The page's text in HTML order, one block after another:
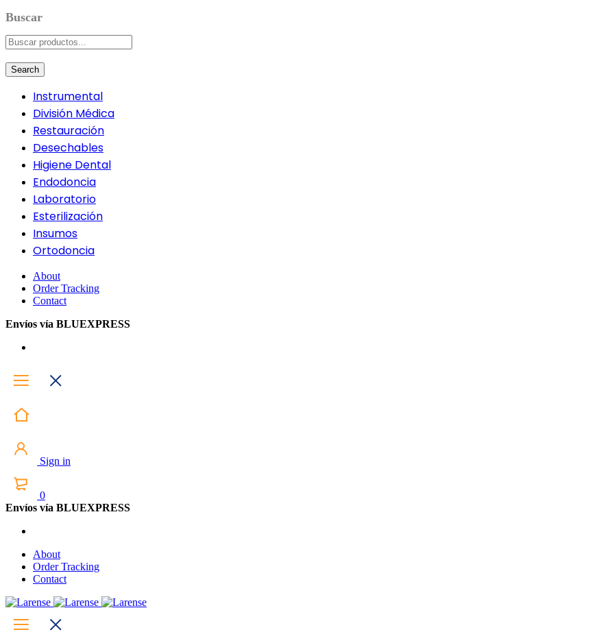
Search
Instrumental
División Médica
Restauración
Desechables
Higiene Dental
Endodoncia
Laboratorio
Esterilización
Insumos
Ortodoncia
About
Order Tracking
Contact
Envíos vía BLUEXPRESS
Sign in
0
Envíos vía BLUEXPRESS
About
Order Tracking
Contact